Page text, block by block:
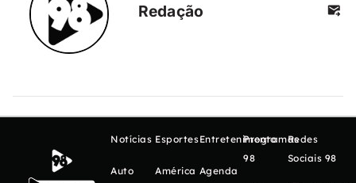
Redação
Notícias
Auto
Esportes
América
Entretenimento
Agenda
Programas
98
Redes
Sociais 98